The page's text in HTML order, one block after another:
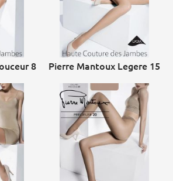
8 Pierre Mantoux Legere 15